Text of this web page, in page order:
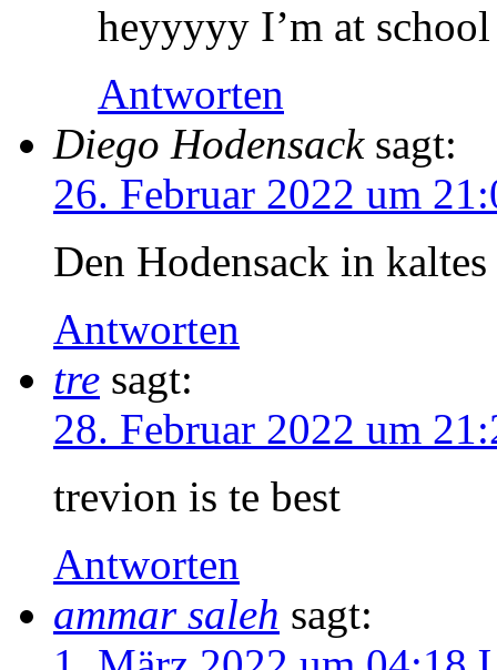
heyyyyy I’m at school
Antworten
Diego Hodensack sagt:
26. Februar 2022 um
Den Hodensack in kaltes
Antworten
tre sagt:
28. Februar 2022 um
trevion is te best
Antworten
ammar saleh sagt: